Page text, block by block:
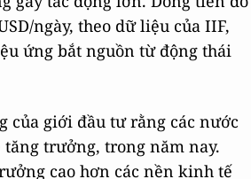
ngày, theo dữ liệu của IIF,
ứng bắt nguồn từ động thái
của giới đầu tư rằng các nước
trưởng, trong năm nay.
cao hơn các nền kinh tế